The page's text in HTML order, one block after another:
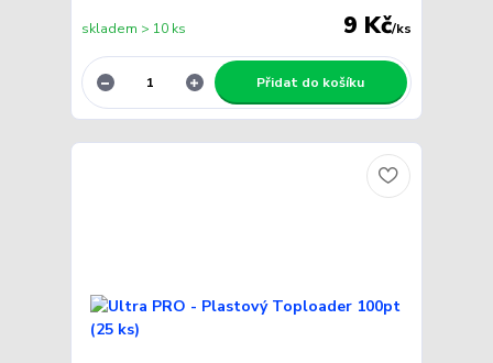
9 Kč/ks
skladem > 10 ks
Přidat do košíku